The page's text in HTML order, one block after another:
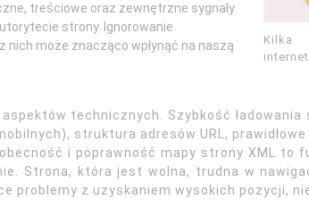
Kilka
treściowe oraz zewnętrzne sygnały
strony. Ignorowanie
nich może znacząco wpłynąć na naszą
technicznych. Szybkość
struktura adresów URL,
i poprawność mapy strony XML to
Strona, która jest wolna, trudna w
problemy z uzyskaniem wysokich pozycji,